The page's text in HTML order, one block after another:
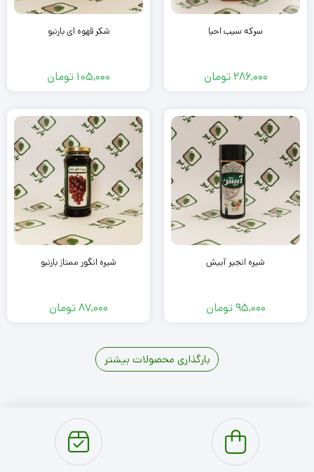
سرکه سیب احیا
286,000 تومان
شکر قهوه ای بارنبو
105,000 تومان
شیره انجیر آبیش
95,000تومان
شیره انگور ممتاز بارنبو
87,000تومان
2
3
4
بارگذاری محصولات بیشتر